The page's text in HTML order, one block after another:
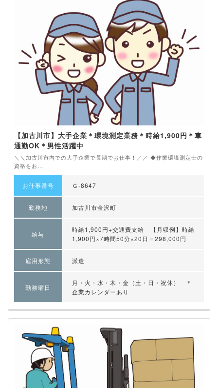
【加古川市】大手企業＊環境測定業務＊時給1,900円＊車
通勤OK＊男性活躍中
＼＼加古川市内での大手企業で長期でお仕事！／／ ◆作業環境測定士の
資格をお...
お仕事番号 Ｇ-8647
勤務地 加古川市金沢町
給与
時給1,900円+交通費支給 【月収例】時給
1,900円×7時間50分×20日＝298,000円
雇用形態 派遣
勤務曜日
月・火・水・木・金（土・日・祝休） ＊
企業カレンダーあり